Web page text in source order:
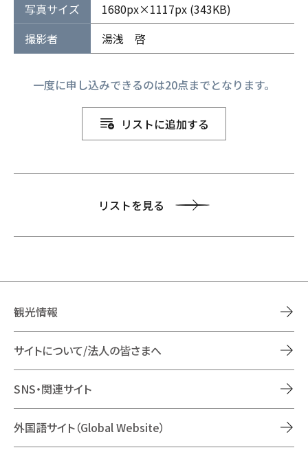
写真サイズ
1680px×1117px (343KB)
撮影者
湯浅 啓
一度に申し込みできるのは20点までとなります。
リストに追加する
リストを見る
観光情報
サイトについて/法人の皆さまへ
SNS・関連サイト
外国語サイト（Global Website）